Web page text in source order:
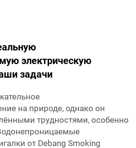
электрическую
задачи
на природе, однако он
трудностями, особенно
от Debang Smoking